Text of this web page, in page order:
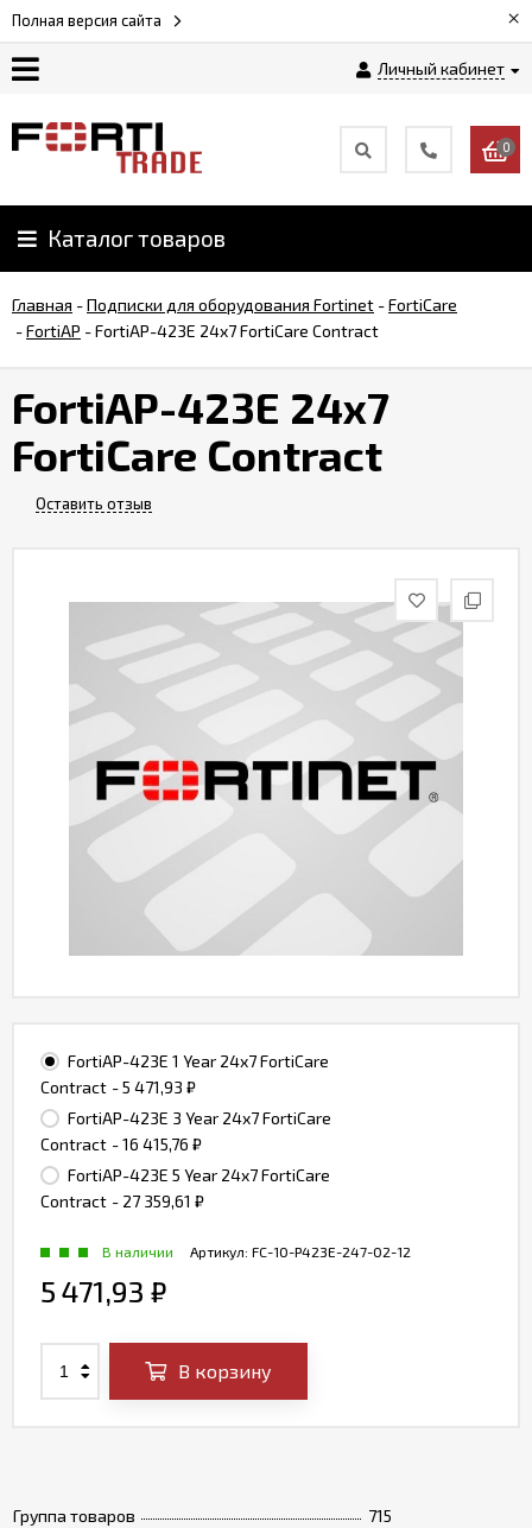
Полная версия сайта ×
Личный кабинет
Как
Доставка
и
оплата
0
Каталог товаров
Главная -Подписки для оборудования Fortinet -FortiCare
-FortiAP -FortiAP-423E 24x7 FortiCare Contract
FortiAP-423E 24x7
FortiCare Contract
Оставить отзыв
Группа товаров
715
FortiAP-423E 1 Year 24x7 FortiCare
Contract - 5 471,93 ₽
FortiAP-423E 3 Year 24x7 FortiCare
Contract - 16 415,76 ₽
FortiAP-423E 5 Year 24x7 FortiCare
Contract - 27 359,61 ₽
Артикул: FC-10-P423E-247-02-12
В наличии
5 471,93 ₽
В корзину